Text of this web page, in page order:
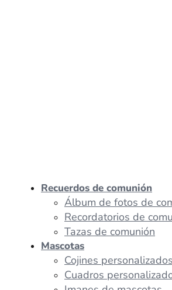
Recuerdos de comunión
Álbum de fotos de
Recordatorios de
Tazas de comunión
Mascotas
Cojines
Cuadros